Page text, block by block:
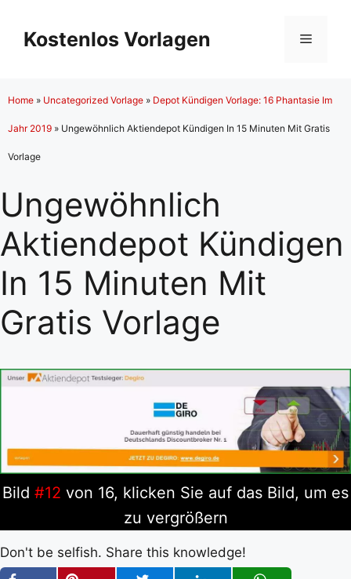
Inhalt
springen
Kostenlos Vorlagen Menü
Home » Uncategorized Vorlage » Depot Kündigen Vorlage: 16 Phantasie Im
Jahr 2019 » Ungewöhnlich Aktiendepot Kündigen In 15 Minuten Mit Gratis
Vorlage
Ungewöhnlich
Aktiendepot Kündigen
In 15 Minuten Mit
Gratis Vorlage
Bild #12 von 16, klicken Sie auf das Bild, um es
zu vergrößern
Don't be selfish. Share this knowledge!